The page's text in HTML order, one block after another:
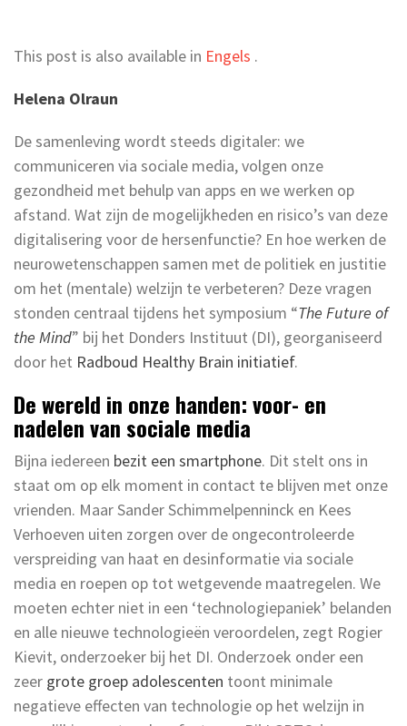
This post is also available in Engels .
Helena Olraun
De samenleving wordt steeds digitaler: we
communiceren via sociale media, volgen onze
gezondheid met behulp van apps en we werken op
afstand. Wat zijn de mogelijkheden en risico’s van deze
digitalisering voor de hersenfunctie? En hoe werken de
neurowetenschappen samen met de politiek en justitie
om het (mentale) welzijn te verbeteren? Deze vragen
stonden centraal tijdens het symposium “The Future of
the Mind” bij het Donders Instituut (DI), georganiseerd
door het Radboud Healthy Brain initiatief.
De wereld in onze handen: voor- en
nadelen van sociale media
Bijna iedereen bezit een smartphone. Dit stelt ons in
staat om op elk moment in contact te blijven met onze
vrienden. Maar Sander Schimmelpenninck en Kees
Verhoeven uiten zorgen over de ongecontroleerde
verspreiding van haat en desinformatie via sociale
media en roepen op tot wetgevende maatregelen. We
moeten echter niet in een ‘technologiepaniek’ belanden
en alle nieuwe technologieën veroordelen, zegt Rogier
Kievit, onderzoeker bij het DI. Onderzoek onder een
zeer grote groep adolescenten toont minimale
negatieve effecten van technologie op het welzijn in